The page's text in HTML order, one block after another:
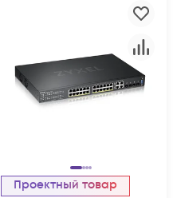
Проектный товар